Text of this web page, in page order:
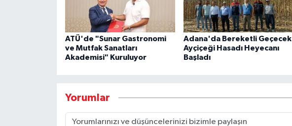
ATÜ'de "Sunar Gastronomi
ve Mutfak Sanatları
Akademisi" Kuruluyor
Adana'da Bereketli Geçecek
Ayçiçeği Hasadı Heyecanı
Başladı
Yorumlar